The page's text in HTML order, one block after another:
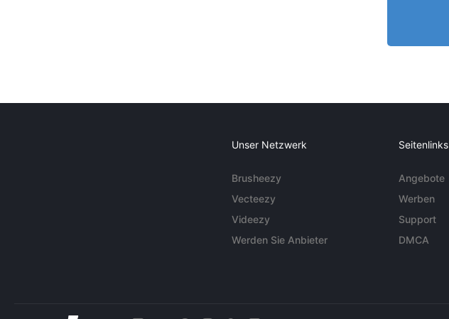
Unser Netzwerk
Brusheezy
Vecteezy
Videezy
Werden Sie Anbieter
Seitenlinks
Angebote
Werben
Support
DMCA